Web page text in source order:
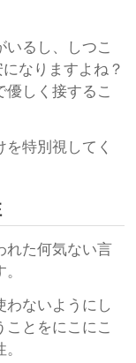
るし、しつこ
なりますよね？
しく接するこ
特別視してく
れた何気ない言
わないようにし
ことをにこにこ